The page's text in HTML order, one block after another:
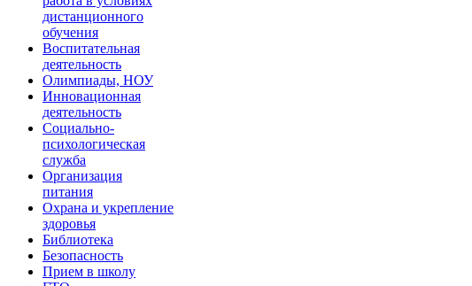
дистанционного
обучения
Воспитательная
деятельность
Олимпиады, НОУ
Инновационная
деятельность
Социально-
психологическая
служба
Организация
питания
Охрана и укрепление
здоровья
Библиотека
Безопасность
Прием в школу